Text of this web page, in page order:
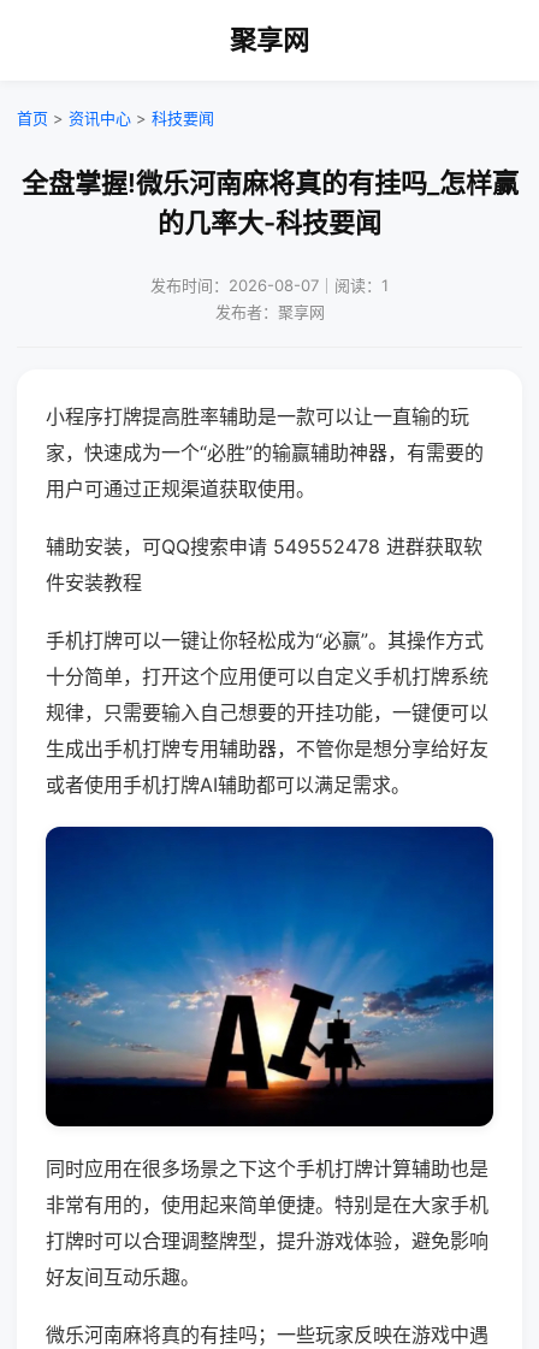
聚享网
首页 > 资讯中心 > 科技要闻
全盘掌握!微乐河南麻将真的有挂吗_怎样赢
的几率大-科技要闻
发布时间：2026-08-07｜阅读：1
发布者：聚享网
小程序打牌提高胜率辅助是一款可以让一直输的玩
家，快速成为一个“必胜”的输赢辅助神器，有需要的
用户可通过正规渠道获取使用。
辅助安装，可QQ搜索申请 549552478 进群获取软
件安装教程
手机打牌可以一键让你轻松成为“必赢”。其操作方式
十分简单，打开这个应用便可以自定义手机打牌系统
规律，只需要输入自己想要的开挂功能，一键便可以
生成出手机打牌专用辅助器，不管你是想分享给好友
或者使用手机打牌AI辅助都可以满足需求。
同时应用在很多场景之下这个手机打牌计算辅助也是
非常有用的，使用起来简单便捷。特别是在大家手机
打牌时可以合理调整牌型，提升游戏体验，避免影响
好友间互动乐趣。
微乐河南麻将真的有挂吗；一些玩家反映在游戏中遇